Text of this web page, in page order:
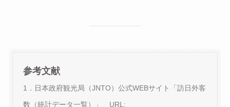
参考文献
1．日本政府観光局（JNTO）公式WEBサイト「訪日外客
数（統計データ一覧）」 URL: